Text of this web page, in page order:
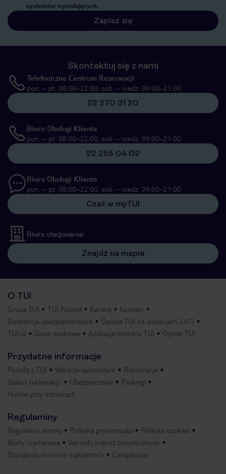
systemów wywołujących.
Zapisz się
Skontaktuj się z nami
Telefoniczne Centrum Rezerwacji
pon. – pt. 08:00–22:00, sob. – niedz. 09:00–21:00
22 270 31 20
Biuro Obsługi Klienta
pon. – pt. 08:00–22:00, sob. – niedz. 09:00–21:00
22 255 04 02
Biuro Obsługi Klienta
pon. – pt. 08:00–22:00, sob. – niedz. 09:00–21:00
Czat w myTUI
Biura stacjonarne
Znajdź na mapie
O TUI
Grupa TUI TUI Poland Kariera
Kontakt
Gwarancja ubezpieczeniowa
Opieka TUI na wakacjach 24/7
TUI.cz
Dane osobowe Aplikacja mobilna TUI Opinie TUI
Przydatne informacje
Podróż z TUI Wakacje samolotem
Reklamacje
Status reklamacji
Ubezpieczenia
Parkingi
Hotele przy lotniskach
Regulaminy
Regulamin strony Polityka prywatności
Polityka cookies
Bilety czarterowe
Warunki imprez turystycznych
Standardy ochrony małoletnich
Compliance